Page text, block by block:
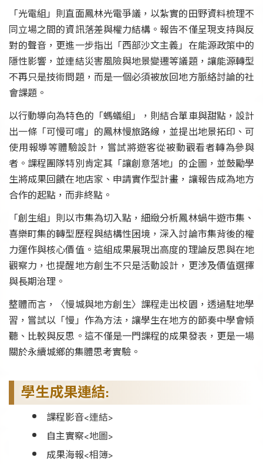
「光電組」則直面鳳林光電爭議，以紮實的田野資料梳理不
同立場之間的資訊落差與權力結構。報告不僅呈現支持與反
對的聲音，更進一步指出「西部沙文主義」在能源政策中的
隱性影響，並連結災害風險與地景變遷等議題，讓能源轉型
不再只是技術問題，而是一個必須被放回地方脈絡討論的社
會課題。
以行動導向為特色的「螞蟻組」，則結合單車與甜點，設計
出一條「可慢可嚐」的鳳林慢旅路線，並提出地景拓印、可
使用報導等體驗設計，嘗試將遊客從被動觀看者轉為參與
者。課程團隊特別肯定其「讓創意落地」的企圖，並鼓勵學
生將成果回饋在地店家、申請實作型計畫，讓報告成為地方
合作的起點，而非終點。
「創生組」則以市集為切入點，細緻分析鳳林蝸牛遊市集、
喜樂町集的轉型歷程與結構性困境，深入討論市集背後的權
力運作與核心價值。這組成果展現出高度的理論反思與在地
觀察力，也提醒地方創生不只是活動設計，更涉及價值選擇
與長期治理。
整體而言，〈慢城與地方創生〉課程走出校園，透過駐地學
習，嘗試以「慢」作為方法，讓學生在地方的節奏中學會傾
聽、比較與反思。這不僅是一門課程的成果發表，更是一場
關於永續城鄉的集體思考實驗。
學生成果連結:
課程影音<連結>
自主實察<地圖>
成果海報<相簿>